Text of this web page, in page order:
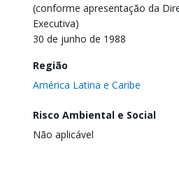
(conforme apresentação da
Executiva)
30 de junho de 1988
Região
América Latina e Caribe
Risco Ambiental e Social
Não aplicável